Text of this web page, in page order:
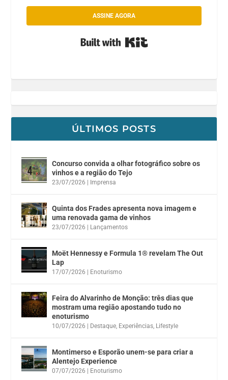
ASSINE AGORA
ÚLTIMOS POSTS
Concurso convida a olhar fotográfico sobre os
vinhos e a região do Tejo
23/07/2026 Imprensa
Quinta dos Frades apresenta nova imagem e
uma renovada gama de vinhos
23/07/2026 Lançamentos
Moët Hennessy e Formula 1® revelam The Out
Lap
17/07/2026 Enoturismo
Feira do Alvarinho de Monção: três dias que
mostram uma região apostando tudo no
enoturismo
10/07/2026 Destaque, Experiências, Lifestyle
Montimerso e Esporão unem-se para criar a
Alentejo Experience
07/07/2026 Enoturismo